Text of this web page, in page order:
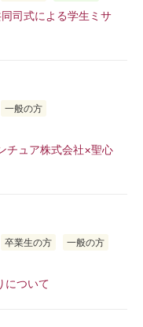
司式による学生ミサ
一般の方
チュア株式会社×聖心
卒業生の方
一般の方
について